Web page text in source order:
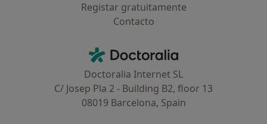
Registar gratuitamente
Contacto
Doctoralia - Homepage
Doctoralia Internet SL
C/ Josep Pla 2 - Building B2, floor 13
08019 Barcelona, Spain